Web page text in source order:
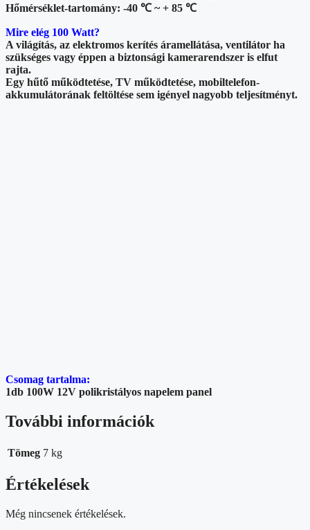
Hőmérséklet-tartomány: -40 ℃ ~ + 85 ℃
Mire elég 100 Watt?
A világítás, az elektromos kerítés áramellátása, ventilátor ha
szükséges vagy éppen a biztonsági kamerarendszer is elfut
rajta.
Egy hűtő működtetése, TV működtetése, mobiltelefon-
akkumulátorának feltöltése sem igényel nagyobb teljesítményt.
Csomag tartalma:
1db 100W 12V polikristályos napelem panel
További információk
Tömeg 7 kg
Értékelések
Még nincsenek értékelések.